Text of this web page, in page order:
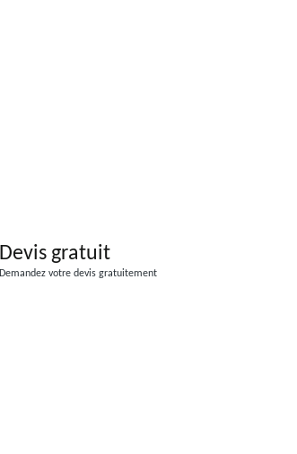
Devis gratuit
Demandez votre devis gratuitement